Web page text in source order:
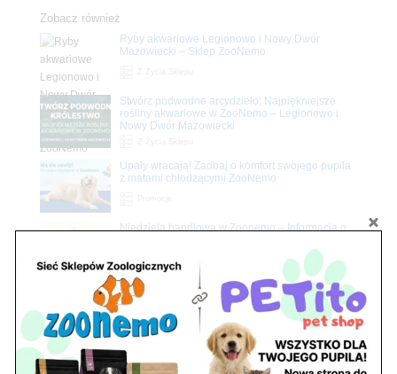
Zobacz również
Ryby akwariowe Legionowo i Nowy Dwór
Mazowiecki – Sklep ZooNemo
Stwórz podwodne arcydzieło: Najpiękniejsze
rośliny akwariowe w ZooNemo – Legionowo i
Nowy Dwór Mazowiecki
Upały wracają! Zadbaj o komfort swojego pupila
z matami chłodzącymi ZooNemo
Z Życia Sklepu
Niedziela handlowa w Zoonemo – Informacja o
Znajdź nas
Adres
05-120 Legionowo